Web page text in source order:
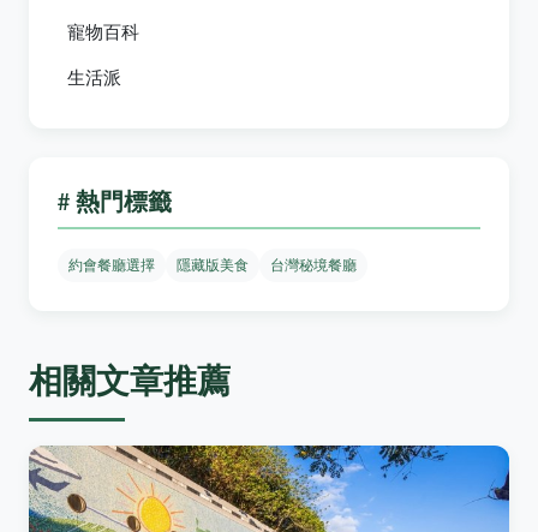
寵物百科
生活派
# 熱門標籤
約會餐廳選擇 隱藏版美食 台灣秘境餐廳
相關文章推薦